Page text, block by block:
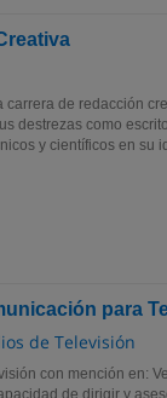
de redacción
destrezas como
y científicos en su
para
de Televisión
con mención en:
de dirigir y